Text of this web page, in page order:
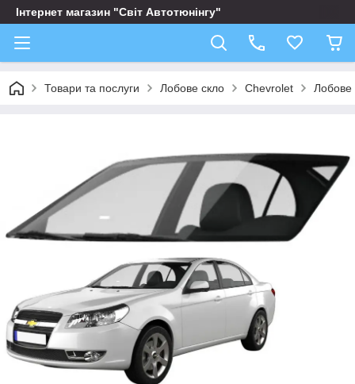
Інтернет магазин "Світ Автотюнінгу"
Товари та послуги Лобове скло Chevrolet Лобове